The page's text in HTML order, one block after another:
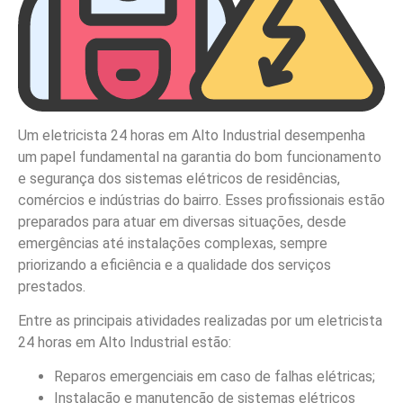
Um eletricista 24 horas em Alto Industrial desempenha
um papel fundamental na garantia do bom funcionamento
e segurança dos sistemas elétricos de residências,
comércios e indústrias do bairro. Esses profissionais estão
preparados para atuar em diversas situações, desde
emergências até instalações complexas, sempre
priorizando a eficiência e a qualidade dos serviços
prestados.
Entre as principais atividades realizadas por um eletricista
24 horas em Alto Industrial estão:
Reparos emergenciais em caso de falhas elétricas;
Instalação e manutenção de sistemas elétricos